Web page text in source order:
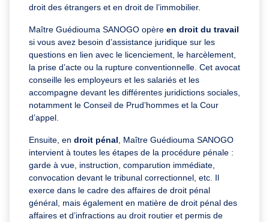
droit des étrangers et en droit de l’immobilier.
Maître Guédiouma SANOGO opère en droit du travail
si vous avez besoin d’assistance juridique sur les
questions en lien avec le licenciement, le harcèlement,
la prise d’acte ou la rupture conventionnelle. Cet avocat
conseille les employeurs et les salariés et les
accompagne devant les différentes juridictions sociales,
notamment le Conseil de Prud’hommes et la Cour
d’appel.
Ensuite, en droit pénal , Maître Guédiouma SANOGO
intervient à toutes les étapes de la procédure pénale :
garde à vue, instruction, comparution immédiate,
convocation devant le tribunal correctionnel, etc. Il
exerce dans le cadre des affaires de droit pénal
général, mais également en matière de droit pénal des
affaires et d’infractions au droit routier et permis de